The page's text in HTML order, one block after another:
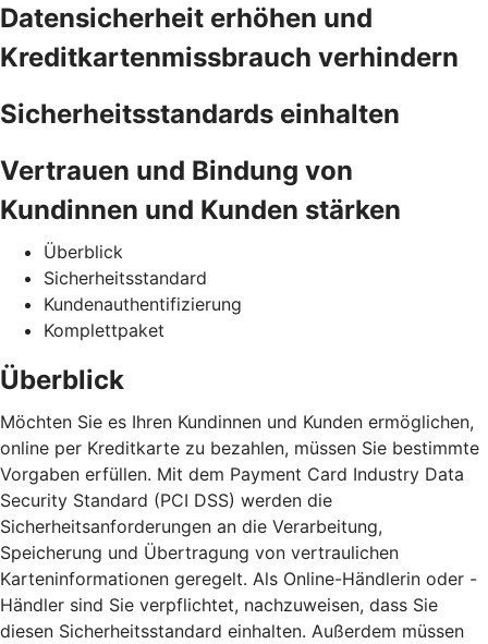
Datensicherheit erhöhen und
Kreditkartenmissbrauch verhindern
Sicherheitsstandards einhalten
Vertrauen und Bindung von
Kundinnen und Kunden stärken
Überblick
Sicherheitsstandard
Kundenauthentifizierung
Komplettpaket
Überblick
Möchten Sie es Ihren Kundinnen und Kunden ermöglichen,
online per Kreditkarte zu bezahlen, müssen Sie bestimmte
Vorgaben erfüllen. Mit dem Payment Card Industry Data
Security Standard (PCI DSS) werden die
Sicherheitsanforderungen an die Verarbeitung,
Speicherung und Übertragung von vertraulichen
Karteninformationen geregelt. Als Online-Händlerin oder -
Händler sind Sie verpflichtet, nachzuweisen, dass Sie
diesen Sicherheitsstandard einhalten. Außerdem müssen